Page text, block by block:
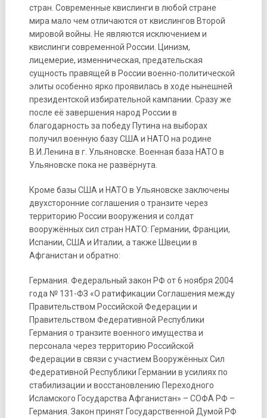
стран. Современные квислинги в любой стране
мира мало чем отличаются от квислингов Второй
мировой войны. Не являются исключением и
квислинги современной России. Цинизм,
лицемерие, изменническая, предательская
сущность правящей в России военно-политической
элиты особенно ярко проявилась в ходе нынешней
президентской избирательной кампании. Сразу же
после её завершения народ России в
благодарность за победу Путина на выборах
получил военную базу США и НАТО на родине
В.И.Ленина в г. Ульяновске. Военная база НАТО в
Ульяновске пока не развёрнута.
Кроме базы США и НАТО в Ульяновске заключены
двухсторонние соглашения о транзите через
территорию России вооружения и солдат
вооружённых сил стран НАТО: Германии, Франции,
Испании, США и Италии, а также Швеции в
Афганистан и обратно:
Германия. Федеральный закон РФ от 6 ноября 2004
года № 131-ФЗ «О ратификации Соглашения между
Правительством Российской Федерации и
Правительством Федеративной Республики
Германия о транзите военного имущества и
персонала через территорию Российской
Федерации в связи с участием Вооружённых Сил
Федеративной Республики Германии в усилиях по
стабилизации и восстановлению Переходного
Исламского Государства Афганистан» – СОФА РФ –
Германия. Закон принят Государственной Думой РФ